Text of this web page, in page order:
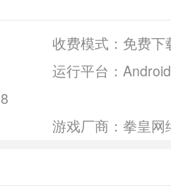
收费模式： 免费下
运行平台： Android
游戏厂商：拳皇网